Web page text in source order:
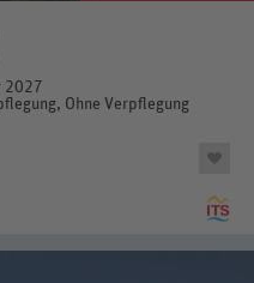
2027
Ohne Verpflegung